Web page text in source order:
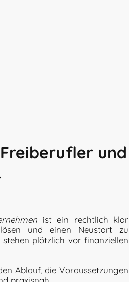
und
ist ein rechtlich klar
und einen Neustart zu
plötzlich vor finanziellen
Ablauf, die Voraussetzungen